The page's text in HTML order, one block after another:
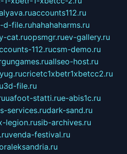
accounts112.ru
d-file.ruhahahaharms.ru
cat.ruopsmgr.ruev-gallery.ru
112.rucsm-demo.ru
allseo-host.ru
cricetc1xbetr1xbetcc2.ru
3d-file.ru
uafoot-statti.rue-abis1c.ru
services.rudark-sand.ru
legion.rusib-archives.ru
venda-festival.ru